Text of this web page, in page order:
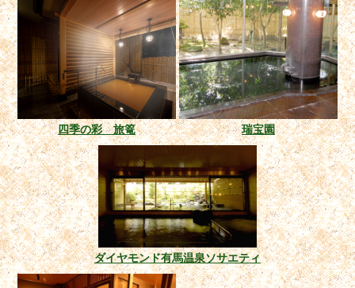
四季の彩 旅篭 瑞宝園
ダイヤモンド有馬温泉ソサエティ